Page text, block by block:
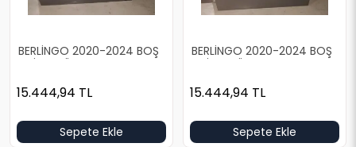
BERLİNGO 2020-2024 BOŞ
GRİ SOL ÖN KAPI
15.444,94 TL
Sepete Ekle
BERLİNGO 2020-2024 BOŞ
GRİ SOL ÖN KAPI
15.444,94 TL
Sepete Ekle